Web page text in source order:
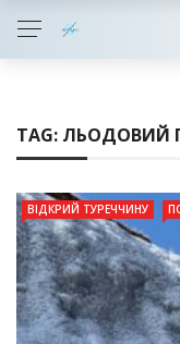
TAG: ЛЬОДОВИЙ
ВІДКРИЙ ТУРЕЧЧИНУ